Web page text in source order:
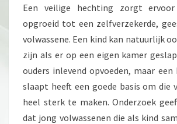
Een veilige hechting zorgt
opgroeid tot een zelfverzekerde,
volwassene. Een kind kan natuurlijk
zijn als er op een eigen kamer
ouders inlevend opvoeden, maar
slaapt heeft een goede basis om die
heel sterk te maken. Onderzoek
dat jong volwassenen die als kind